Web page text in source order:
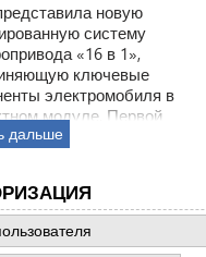
новую
систему
«16 в 1»,
ключевые
электромобиля в
модуле. Первой
с новой технологией
уже в ближайшее
дальше